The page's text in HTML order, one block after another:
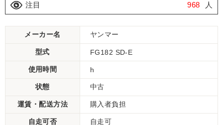
注目 968 人
メーカー名 ヤンマー
型式 FG182 SD-E
使用時間 h
状態 中古
運賃・配送方法 購入者負担
自走可否 自走可